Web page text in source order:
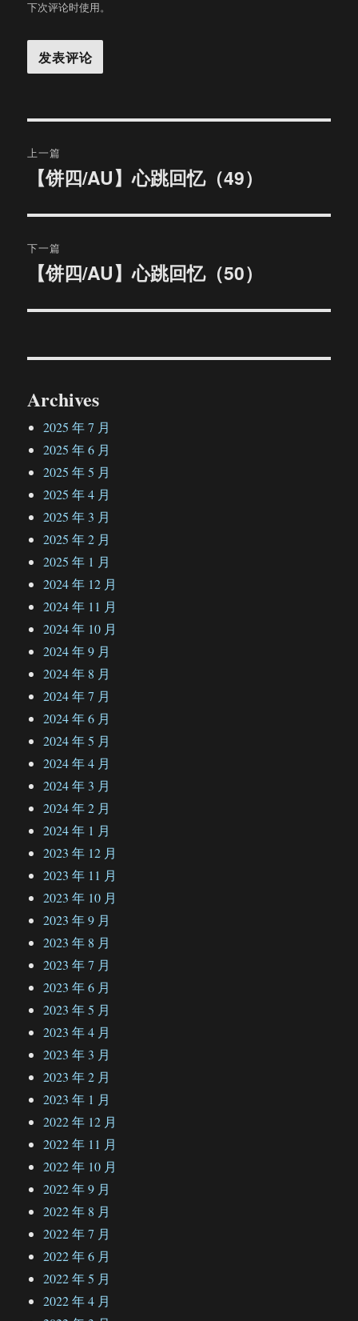
下次评论时使用。
章
航
上一篇
文
章：
【饼四/AU】心跳回忆（49）
下一篇
文
【饼四/AU】心跳回忆（50）
Archives
2025 年 7 月
2025 年 6 月
2025 年 5 月
2025 年 4 月
2025 年 3 月
2025 年 2 月
2025 年 1 月
2024 年 12 月
2024 年 11 月
2024 年 10 月
2024 年 9 月
2024 年 8 月
2024 年 7 月
2024 年 6 月
2024 年 5 月
2024 年 4 月
2024 年 3 月
2024 年 2 月
2024 年 1 月
2023 年 12 月
2023 年 11 月
2023 年 10 月
2023 年 9 月
2023 年 8 月
2023 年 7 月
2023 年 6 月
2023 年 5 月
2023 年 4 月
2023 年 3 月
2023 年 2 月
2023 年 1 月
2022 年 12 月
2022 年 11 月
2022 年 10 月
2022 年 9 月
2022 年 8 月
2022 年 7 月
2022 年 6 月
2022 年 5 月
2022 年 4 月